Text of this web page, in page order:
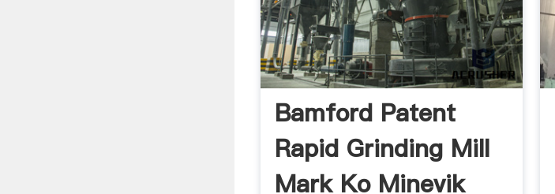
Bamford Patent
Rapid Grinding Mill
Mark Ko Minevik